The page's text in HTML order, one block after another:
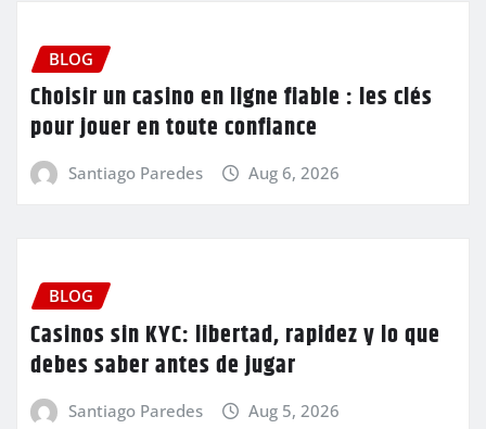
BLOG
Choisir un casino en ligne fiable : les clés
pour jouer en toute confiance
Santiago Paredes Aug 6, 2026
BLOG
Casinos sin KYC: libertad, rapidez y lo que
debes saber antes de jugar
Santiago Paredes Aug 5, 2026